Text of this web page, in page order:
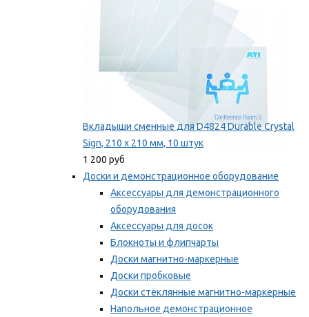
Вкладыши сменные для D4824 Durable Crystal
Sign, 210 x 210 мм, 10 штук
1 200 руб
Доски и демонстрационное оборудование
Аксессуары для демонстрационного
оборудования
Аксессуары для досок
Блокноты и флипчарты
Доски магнитно-маркерные
Доски пробковые
Доски стеклянные магнитно-маркерные
Напольное демонстрационное